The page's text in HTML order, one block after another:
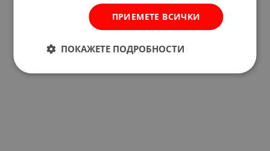
ПРИЕМЕТЕ ВСИЧКИ
ПОКАЖЕТЕ ПОДРОБНОСТИ